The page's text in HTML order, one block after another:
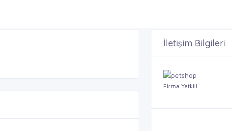
İletişim Bilgileri
Firma Yetkili